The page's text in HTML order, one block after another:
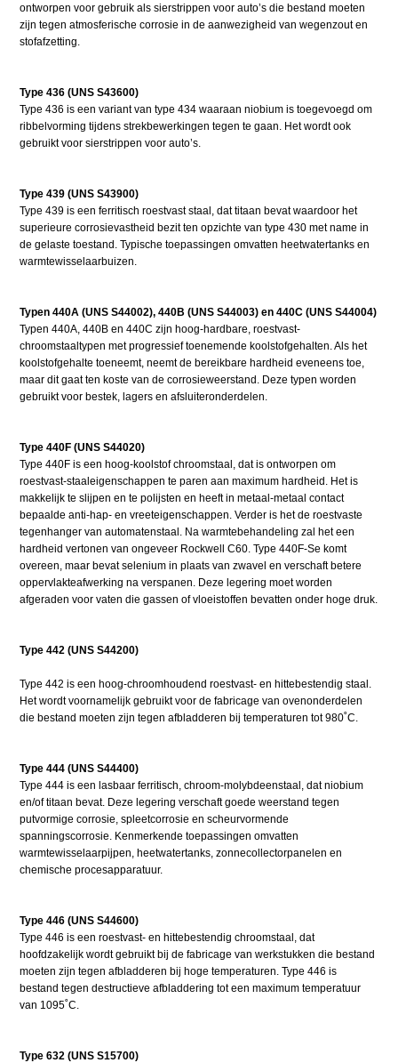
ontworpen voor gebruik als sierstrippen voor auto’s die bestand moeten
zijn tegen atmosferische corrosie in de aanwezigheid van wegenzout en
stofafzetting.
Type 436 (UNS S43600)
Type 436 is een variant van type 434 waaraan niobium is toegevoegd om
ribbelvorming tijdens strekbewerkingen tegen te gaan. Het wordt ook
gebruikt voor sierstrippen voor auto’s.
Type 439 (UNS S43900)
Type 439 is een ferritisch roestvast staal, dat titaan bevat waardoor het
superieure corrosievastheid bezit ten opzichte van type 430 met name in
de gelaste toestand. Typische toepassingen omvatten heetwatertanks en
warmtewisselaarbuizen.
Typen 440A (UNS S44002), 440B (UNS S44003) en 440C (UNS S44004)
Typen 440A, 440B en 440C zijn hoog-hardbare, roestvast-
chroomstaaltypen met progressief toenemende koolstofgehalten. Als het
koolstofgehalte toeneemt, neemt de bereikbare hardheid eveneens toe,
maar dit gaat ten koste van de corrosieweerstand. Deze typen worden
gebruikt voor bestek, lagers en afsluiteronderdelen.
Type 440F (UNS S44020)
Type 440F is een hoog-koolstof chroomstaal, dat is ontworpen om
roestvast-staaleigenschappen te paren aan maximum hardheid. Het is
makkelijk te slijpen en te polijsten en heeft in metaal-metaal contact
bepaalde anti-hap- en vreeteigenschappen. Verder is het de roestvaste
tegenhanger van automatenstaal. Na warmtebehandeling zal het een
hardheid vertonen van ongeveer Rockwell C60. Type 440F-Se komt
overeen, maar bevat selenium in plaats van zwavel en verschaft betere
oppervlakteafwerking na verspanen. Deze legering moet worden
afgeraden voor vaten die gassen of vloeistoffen bevatten onder hoge druk.
Type 442 (UNS S44200)
Type 442 is een hoog-chroomhoudend roestvast- en hittebestendig staal.
Het wordt voornamelijk gebruikt voor de fabricage van ovenonderdelen
die bestand moeten zijn tegen afbladderen bij temperaturen tot 980˚C.
Type 444 (UNS S44400)
Type 444 is een lasbaar ferritisch, chroom-molybdeenstaal, dat niobium
en/of titaan bevat. Deze legering verschaft goede weerstand tegen
putvormige corrosie, spleetcorrosie en scheurvormende
spanningscorrosie. Kenmerkende toepassingen omvatten
warmtewisselaarpijpen, heetwatertanks, zonnecollectorpanelen en
chemische procesapparatuur.
Type 446 (UNS S44600)
Type 446 is een roestvast- en hittebestendig chroomstaal, dat
hoofdzakelijk wordt gebruikt bij de fabricage van werkstukken die bestand
moeten zijn tegen afbladderen bij hoge temperaturen. Type 446 is
bestand tegen destructieve afbladdering tot een maximum temperatuur
van 1095˚C.
Type 632 (UNS S15700)